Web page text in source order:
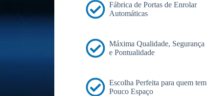
Fábrica de Portas de Enrolar
Automáticas
Máxima Qualidade, Segurança
e Pontualidade
Escolha Perfeita para quem tem
Pouco Espaço